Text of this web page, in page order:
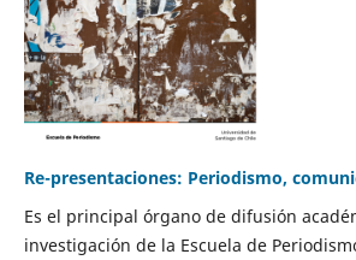
Re-presentaciones: Periodismo,
Es el principal órgano de difusión
investigación de la Escuela de